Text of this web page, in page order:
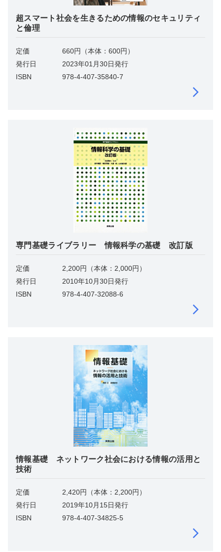
超スマート社会を生きるための情報のセキュリティ
と倫理
定価
660円（本体：600円）
発行日
2023年01月30日発行
ISBN
978-4-407-35840-7
専門基礎ライブラリー 情報科学の基礎 改訂版
定価
2,200円（本体：2,000円）
発行日
2010年10月30日発行
ISBN
978-4-407-32088-6
情報基礎 ネットワーク社会における情報の活用と
技術
定価
2,420円（本体：2,200円）
発行日
2019年10月15日発行
ISBN
978-4-407-34825-5